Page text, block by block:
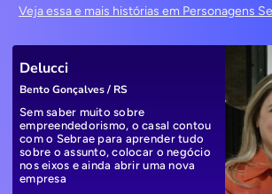
Veja essa e mais histórias em Personagens
Delucci
Bento Gonçalves / RS
Sem saber muito sobre
empreendedorismo, o casal contou
com o Sebrae para aprender tudo
sobre o assunto, colocar o negócio
nos eixos e ainda abrir uma nova
empresa